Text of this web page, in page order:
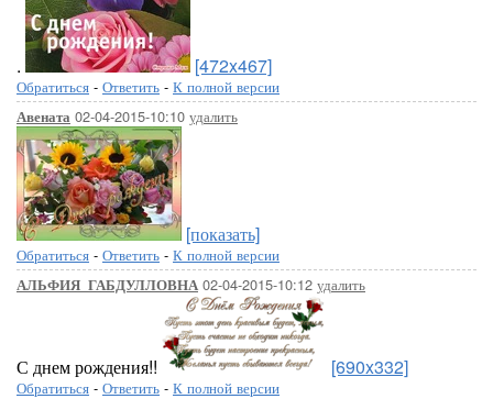
. [472x467]
Обратиться - Ответить - К полной версии
Авената 02-04-2015-10:10 удалить
[показать]
Обратиться - Ответить - К полной версии
АЛЬФИЯ_ГАБДУЛЛОВНА 02-04-2015-10:12 удалить
С днем рождения!! [690x332]
Обратиться - Ответить - К полной версии